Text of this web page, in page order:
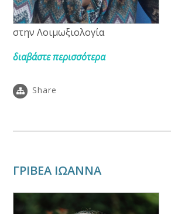
στην Λοιμωξιολογία
διαβάστε περισσότερα
Share
ΓΡΙΒΕΑ ΙΩΑΝΝΑ